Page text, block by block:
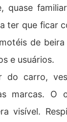
quase
ter que ficar
de
e usuários.
do carro,
marcas. O
visível.